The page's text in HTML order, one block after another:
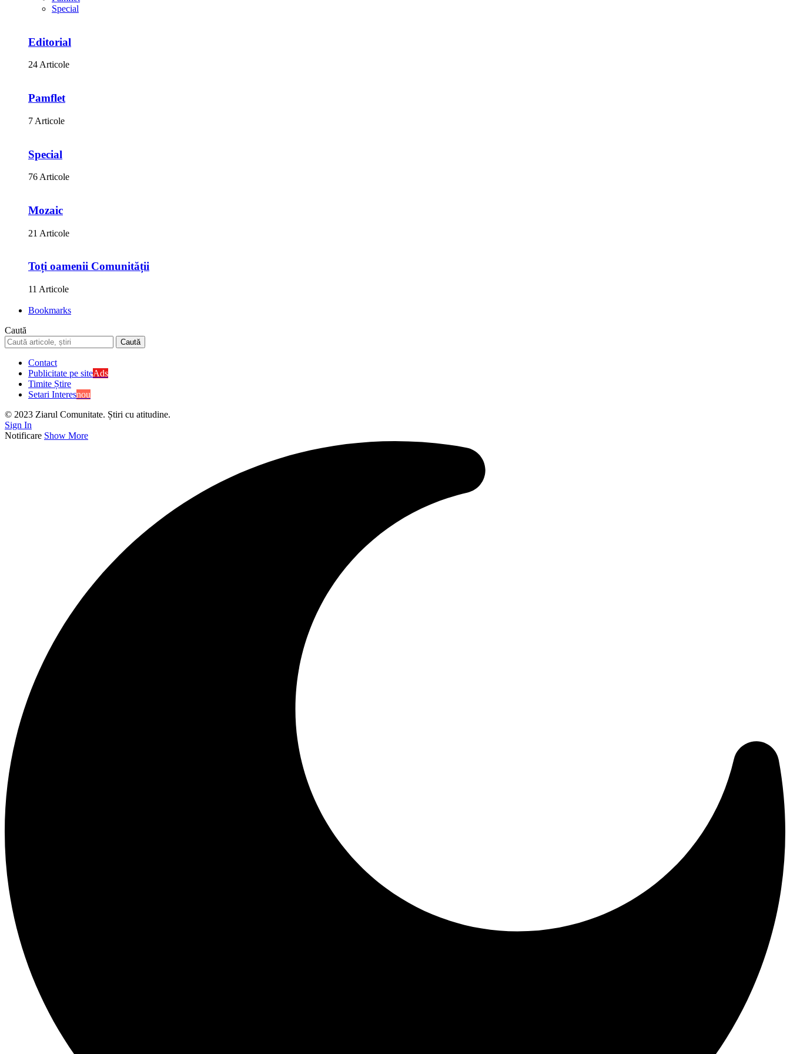
Special
Editorial
24 Articole
Pamflet
7 Articole
Special
76 Articole
Mozaic
21 Articole
Toți oamenii Comunității
11 Articole
Bookmarks
Caută
Contact
Publicitate pe siteAds
Timite Știre
Setari Interesnou
© 2023 Ziarul Comunitate. Știri cu atitudine.
Sign In
Notificare Show More